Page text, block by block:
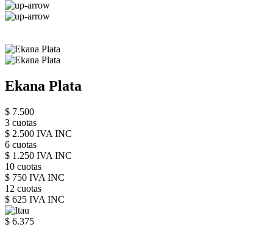
Ekana Plata
$ 7.500
3 cuotas
$ 2.500 IVA INC
6 cuotas
$ 1.250 IVA INC
10 cuotas
$ 750 IVA INC
12 cuotas
$ 625 IVA INC
$ 6.375